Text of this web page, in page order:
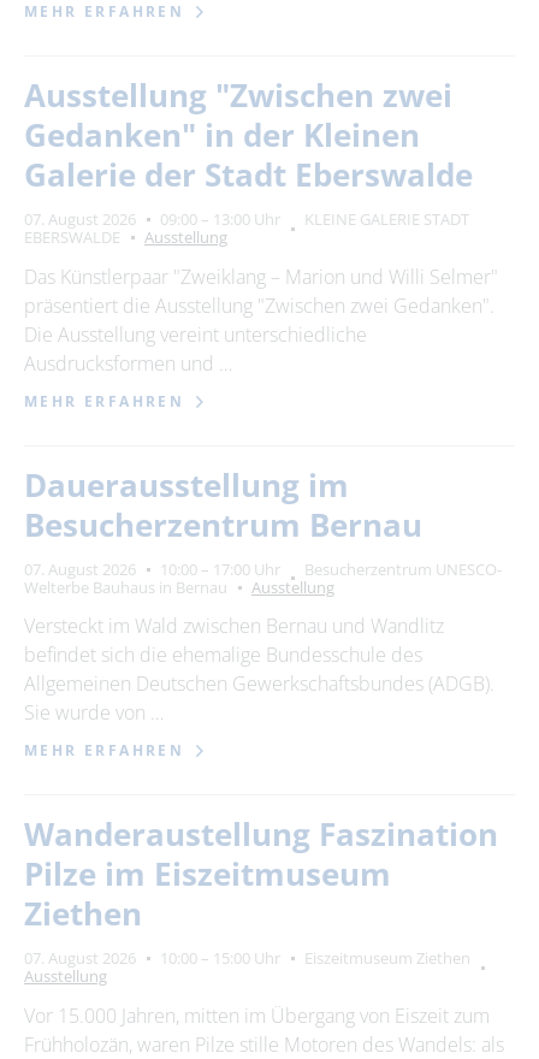
MEHR ERFAHREN
Ausstellung "Zwischen zwei
Gedanken" in der Kleinen
Galerie der Stadt Eberswalde
07. August 2026 09:00 – 13:00 Uhr
KLEINE GALERIE STADT
EBERSWALDE
Ausstellung
Das Künstlerpaar "Zweiklang – Marion und Willi Selmer"
präsentiert die Ausstellung "Zwischen zwei Gedanken".
Die Ausstellung vereint unterschiedliche
Ausdrucksformen und …
MEHR ERFAHREN
Dauerausstellung im
Besucherzentrum Bernau
07. August 2026 10:00 – 17:00 Uhr
Besucherzentrum UNESCO-
Welterbe Bauhaus in Bernau
Ausstellung
Versteckt im Wald zwischen Bernau und Wandlitz
befindet sich die ehemalige Bundesschule des
Allgemeinen Deutschen Gewerkschaftsbundes (ADGB).
Sie wurde von …
MEHR ERFAHREN
Wanderaustellung Faszination
Pilze im Eiszeitmuseum
Ziethen
07. August 2026 10:00 – 15:00 Uhr
Eiszeitmuseum Ziethen
Ausstellung
Vor 15.000 Jahren, mitten im Übergang von Eiszeit zum
Frühholozän, waren Pilze stille Motoren des Wandels: als